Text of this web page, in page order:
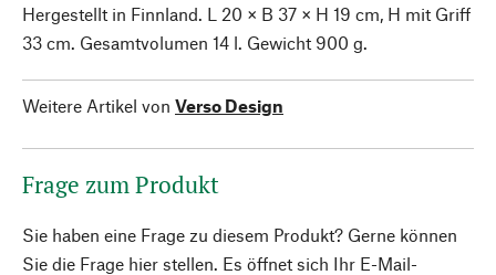
Hergestellt in Finnland. L 20 × B 37 × H 19 cm, H mit Griff
33 cm. Gesamtvolumen 14 l. Gewicht 900 g.
Weitere Artikel von Verso Design
Frage zum Produkt
Sie haben eine Frage zu diesem Produkt? Gerne können
Sie die Frage hier stellen. Es öffnet sich Ihr E-Mail-